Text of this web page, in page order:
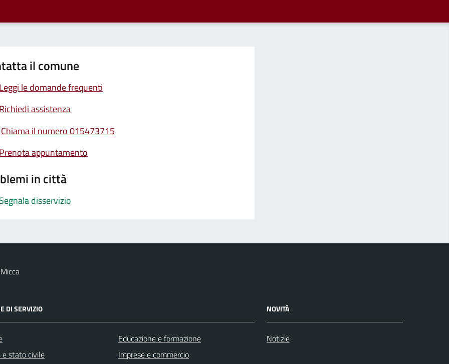
il comune
Leggi le domande frequenti
Richiedi assistenza
Chiama il numero 015473715
Prenota appuntamento
in città
Segnala disservizio
DI SERVIZIO
e stato civile
Educazione e formazione
Imprese e commercio
NOVITÀ
Notizie